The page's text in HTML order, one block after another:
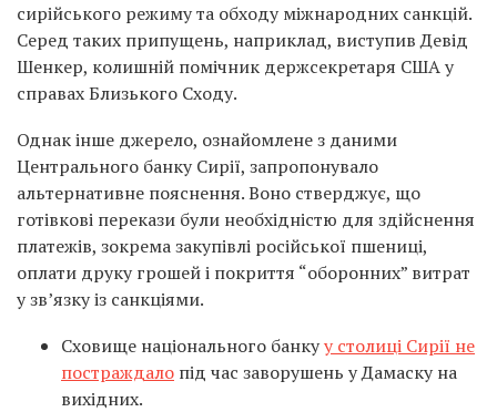
сирійського режиму та обходу міжнародних санкцій.
Серед таких припущень, наприклад, виступив Девід
Шенкер, колишній помічник держсекретаря США у
справах Близького Сходу.
Однак інше джерело, ознайомлене з даними
Центрального банку Сирії, запропонувало
альтернативне пояснення. Воно стверджує, що
готівкові перекази були необхідністю для здійснення
платежів, зокрема закупівлі російської пшениці,
оплати друку грошей і покриття “оборонних” витрат
у зв’язку із санкціями.
Сховище національного банкуу столиці Сирії не
постраждало під час заворушень у Дамаску на
вихідних.